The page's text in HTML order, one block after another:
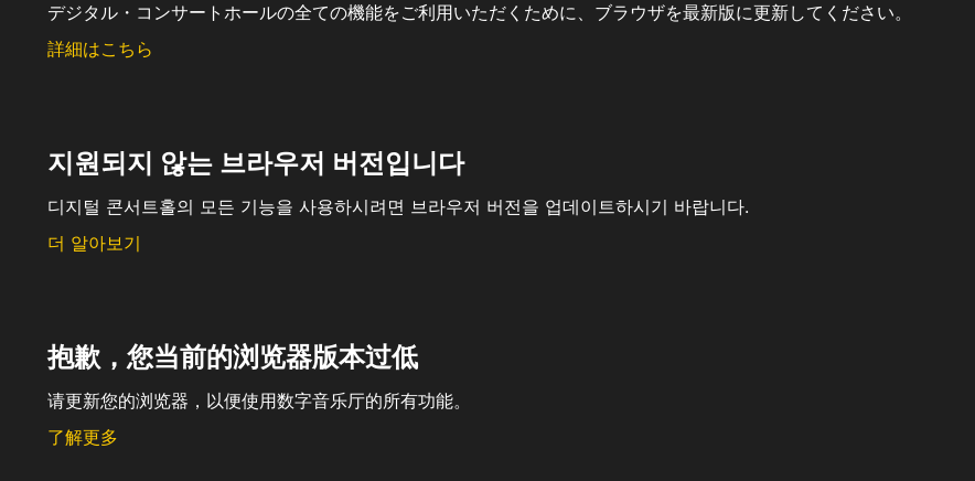
デジタル・コンサートホールの全ての機能をご利用いただくために、ブラウザを最新版に更新してください。
詳細はこちら
지원되지 않는 브라우저 버전입니다
디지털 콘서트홀의 모든 기능을 사용하시려면 브라우저 버전을 업데이트하시기 바랍니다.
더 알아보기
抱歉，您当前的浏览器版本过低
请更新您的浏览器，以便使用数字音乐厅的所有功能。
了解更多